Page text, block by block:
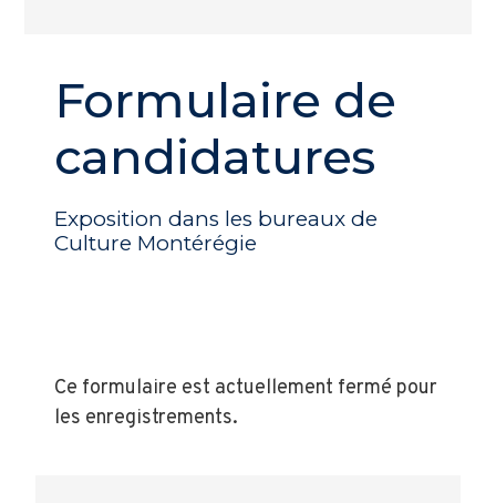
Formulaire de
candidatures
Exposition dans les bureaux de
Culture Montérégie
Ce formulaire est actuellement fermé pour
les enregistrements.